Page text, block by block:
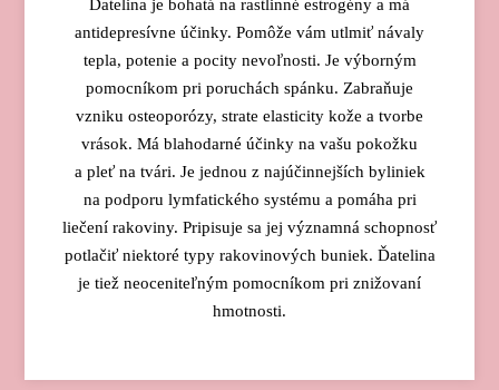
Ďatelina je bohatá na rastlinné estrogény a má
antidepresívne účinky. Pomôže vám utlmiť návaly
tepla, potenie a pocity nevoľnosti. Je výborným
pomocníkom pri poruchách spánku. Zabraňuje
vzniku osteoporózy, strate elasticity kože a tvorbe
vrások. Má blahodarné účinky na vašu pokožku
a pleť na tvári. Je jednou z najúčinnejších byliniek
na podporu lymfatického systému a pomáha pri
liečení rakoviny. Pripisuje sa jej významná schopnosť
potlačiť niektoré typy rakovinových buniek. Ďatelina
je tiež neoceniteľným pomocníkom pri znižovaní
hmotnosti.